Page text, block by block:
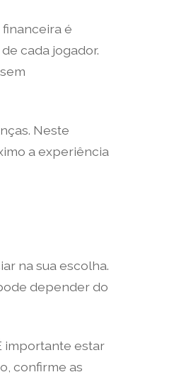
é
cada jogador.
Neste
a experiência
na sua escolha.
depender do
importante estar
confirme as